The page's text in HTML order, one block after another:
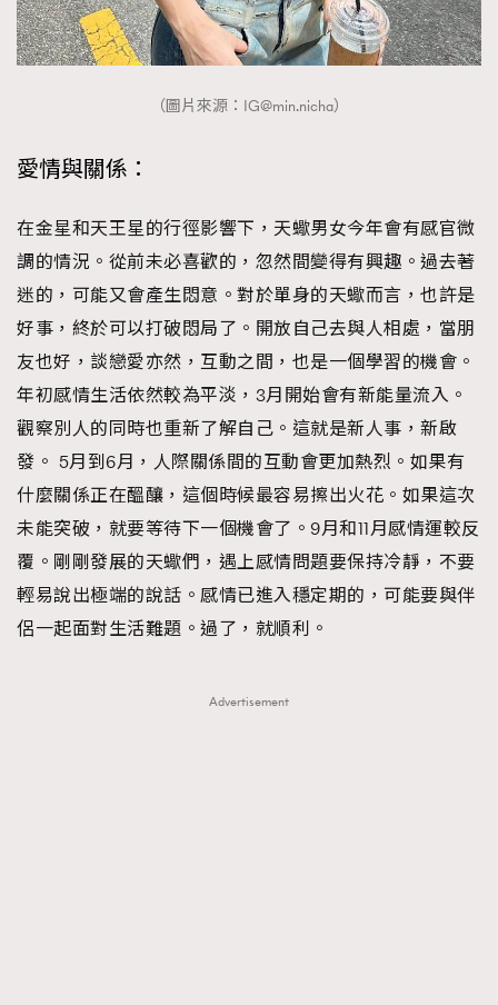
（圖片來源： IG@min.nicha）
愛情與關係：
在金星和天王星的行徑影響下，天蠍男女今年會有感官微
調的情況。從前未必喜歡的，忽然間變得有興趣。過去著
迷的，可能又會產生悶意。對於單身的天蠍而言，也許是
好事，終於可以打破悶局了。開放自己去與人相處，當朋
友也好，談戀愛亦然，互動之間，也是一個學習的機會。
年初感情生活依然較為平淡，3月開始會有新能量流入。
觀察別人的同時也重新了解自己。這就是新人事，新啟
發。 5月到6月，人際關係間的互動會更加熱烈。如果有
什麼關係正在醞釀，這個時候最容易擦出火花。如果這次
未能突破，就要等待下一個機會了。9月和11月感情運較反
覆。剛剛發展的天蠍們，遇上感情問題要保持冷靜，不要
輕易說出極端的說話。感情已進入穩定期的，可能要與伴
侶一起面對生活難題。過了，就順利。
Advertisement